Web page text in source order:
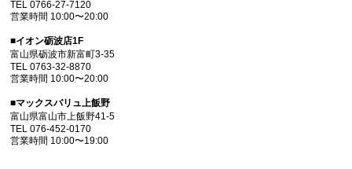
TEL 0766-27-7120
営業時間 10:00〜20:00
■イオン砺波店1F
富山県砺波市新富町3-35
TEL 0763-32-8870
営業時間 10:00〜20:00
■マックスバリュ上飯野
富山県富山市上飯野41-5
TEL 076-452-0170
営業時間 10:00〜19:00